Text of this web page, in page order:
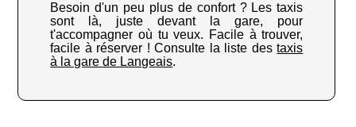
Besoin d'un peu plus de confort ? Les taxis
sont là, juste devant la gare, pour
t'accompagner où tu veux. Facile à trouver,
facile à réserver ! Consulte la liste destaxis
à la gare de Langeais.